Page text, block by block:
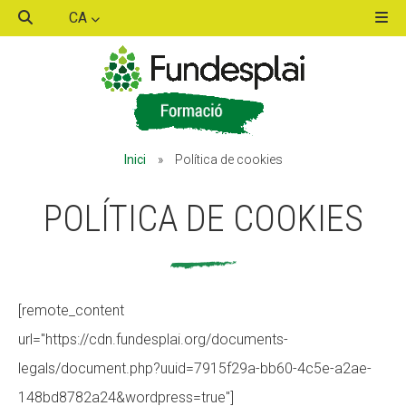
CA
Inici » Política de cookies
POLÍTICA DE COOKIES
[remote_content
url="https://cdn.fundesplai.org/documents-
legals/document.php?uuid=7915f29a-bb60-4c5e-a2ae-
148bd8782a24&wordpress=true"]
ACTIVITATS D'ESTIU
ALBERG CENTRE ESPLAI
FORMACIÓ
ACTIVITATS D'ESTIU
ALBERG CENTRE ESPLAI
FORMACIÓ